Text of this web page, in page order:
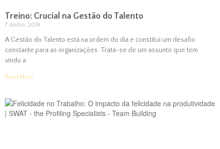
Treino: Crucial na Gestão do Talento
7 Junho, 2018
A Gestão do Talento está na ordem do dia e constitui um desafio
constante para as organizações. Trata-se de um assunto que tem
vindo a
Read More